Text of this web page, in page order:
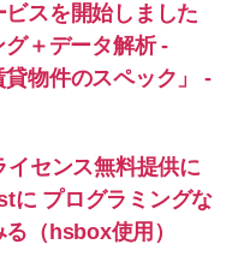
スを開始しました
＋データ解析 -
貸物件のスペック」 -
センス無料提供に
に プログラミングな
（hsbox使用）